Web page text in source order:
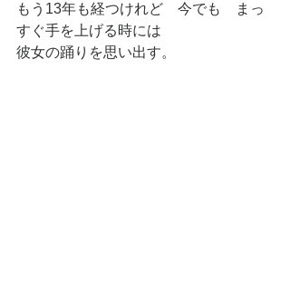
もう13年も経つけれど　今でも　まっ
すぐ手を上げる時には
彼女の踊りを思い出す。